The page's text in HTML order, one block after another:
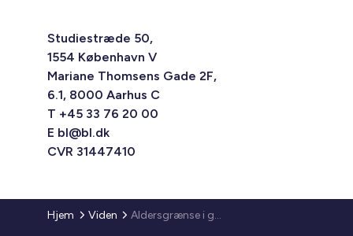
Studiestræde 50,
1554 København V
Mariane Thomsens Gade 2F,
6.1, 8000 Aarhus C
T +45 33 76 20 00
E bl@bl.dk
CVR 31447410
Hjem Viden Aldersgrænse i ghettokriteriet for uddannelse